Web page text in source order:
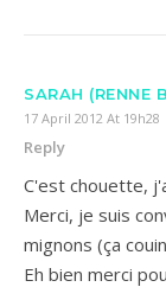
SARAH (RENNE
17 April 2012 At 19h28
Reply
C'est chouette,
Merci, je suis
mignons (ça
Eh bien merci